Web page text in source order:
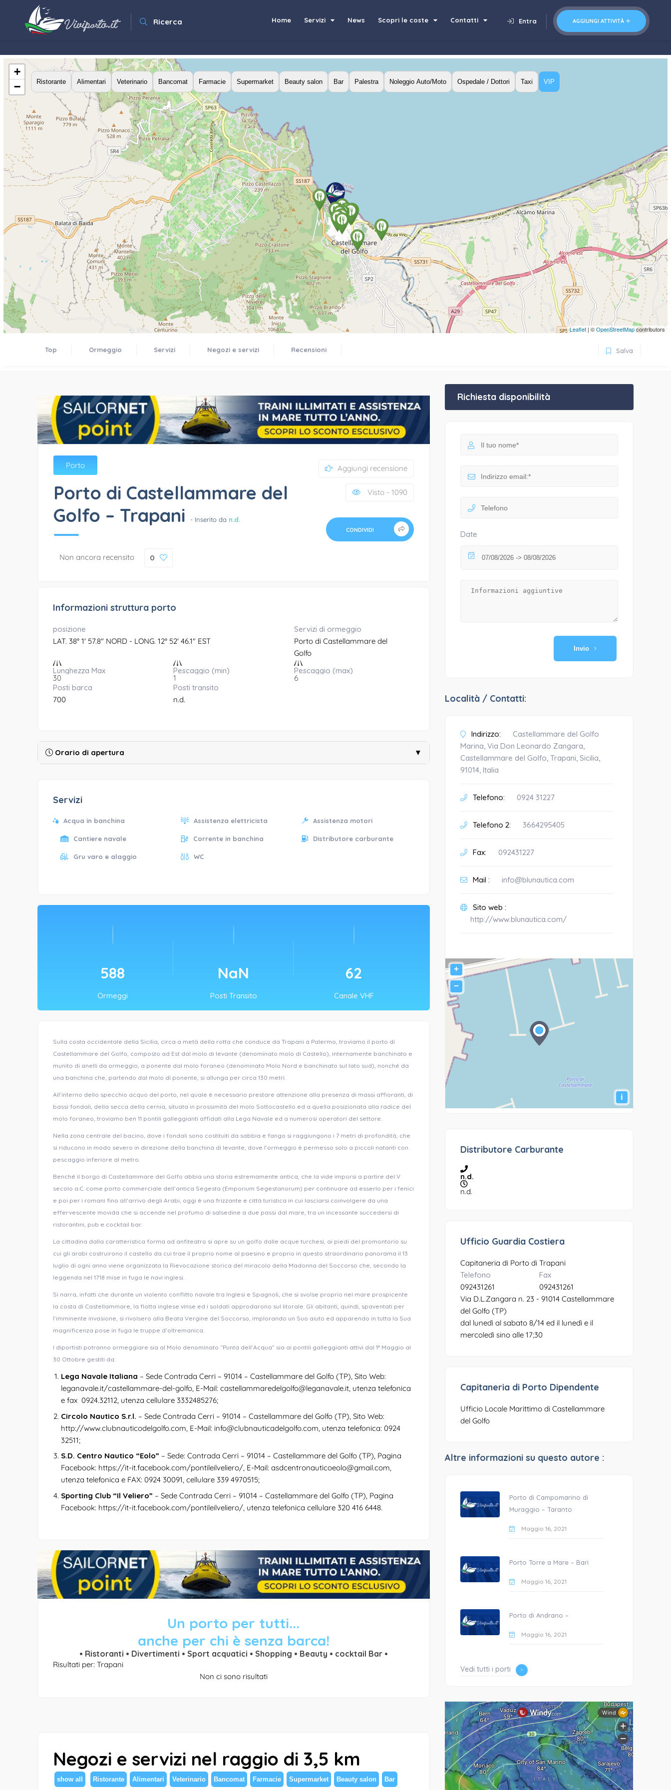
Ricerca AGGIUNGI ATTIVITÀ
Entra
Home Servizi News Scopri le coste Contatti
Ristorante Alimentari Veterinario Bancomat Farmacie Supermarket Beauty salon Bar Palestra Noleggio Auto/Moto Ospedale / Dottori Taxi VIP
+
−
Leaflet | ©OpenStreetMapcontributors
Top Ormeggio Servizi Negozi e servizi Recensioni Salva
Porto
Porto di Castellammare del
Golfo – Trapani
- Inserito da n.d.
Non ancora recensito 0
Aggiungi recensione
Visto - 1090
CONDIVIDI
Informazioni struttura porto
posizione
LAT. 38° 1' 57.8" NORD - LONG. 12° 52' 46.1" EST
Servizi di ormeggio
Porto di Castellammare del
Golfo
Lunghezza Max
30
Pescaggio (min)
1
Pescaggio (max)
6
Posti barca
700
Posti transito
n.d.
Orario di apertura ▼
Servizi
Acqua in banchina Assistenza elettricista Assistenza motori
Cantiere navale Corrente in banchina Distributore carburante
Gru varo e alaggio WC
700
Ormeggi
NaN
Posti Transito
74
Canale VHF
Sulla costa occidentale della Sicilia, circa a metà della rotta che conduce da Trapani a Palermo, troviamo il porto di
Castellammare del Golfo, composto ad Est dal molo di levante (denominato molo di Castello), internamente banchinato e
munito di anelli da ormeggio, a ponente dal molo foraneo (denominato Molo Nord e banchinato sul lato sud), nonché da
una banchina che, partendo dal molo di ponente, si allunga per circa 130 metri.
All’interno dello specchio acquo del porto, nel quale è necessario prestare attenzione alla presenza di massi affioranti, di
bassi fondali, della secca della cernia, situata in prossimità del molo Sottocastello ed a quella posizionata alla radice del
molo foraneo, troviamo ben 11 pontili galleggianti affidati alla Lega Navale ed a numerosi operatori del settore.
Nella zona centrale del bacino, dove i fondali sono costituiti da sabbia e fango si raggiungono i 7 metri di profondità, che
si riducono in modo severo in direzione della banchina di levante, dove l’ormeggio è permesso solo a piccoli natanti con
pescaggio inferiore al metro.
Benché il borgo di Castellammare del Golfo abbia una storia estremamente antica, che la vide imporsi a partire del V
secolo a.C. come porto commerciale dell’antica Segesta (Emporium Segestanorum) per continuare ad esserlo per i fenici
e poi per i romani fino all’arrivo degli Arabi, oggi è una frizzante e città turistica in cui lasciarsi coinvolgere da una
effervescente movida che si accende nel profumo di salsedine a due passi dal mare, tra un incessante succedersi di
ristorantini, pub e cocktail bar.
La cittadina dalla caratteristica forma ad anfiteatro si apre su un golfo dalle acque turchesi, ai piedi del promontorio su
cui gli arabi costruirono il castello da cui trae il proprio nome al paesino e proprio in questo straordinario panorama il 13
luglio di ogni anno viene organizzata la Rievocazione storica del miracolo della Madonna del Soccorso che, secondo la
leggenda nel 1718 mise in fuga le navi inglesi.
Si narra, infatti che durante un violento conflitto navale tra Inglesi e Spagnoli, che si svolse proprio nel mare prospicente
la costa di Castellammare, la flotta inglese vinse ed i soldati approdarono sul litorale. Gli abitanti, quindi, spaventati per
l’imminente invasione, si rivolsero alla Beata Vergine del Soccorso, implorando un Suo aiuto ed apparendo in tutta la Sua
magnificenza pose in fuga le truppe d’oltremanica.
I diportisti potranno ormeggiare sia al Molo denominato “Punta dell’Acqua” sia ai pontili galleggianti attivi dal 1° Maggio al
30 Ottobre gestiti da:
Lega Navale Italiana – Sede Contrada Cerri – 91014 – Castellammare del Golfo (TP), Sito Web:
leganavale.it/castellammare-del-golfo, E-Mail: castellammaredelgolfo@leganavale.it, utenza telefonica
e fax 0924.32112, utenza cellulare 3332485276;
Circolo Nautico S.r.l. – Sede Contrada Cerri – 91014 – Castellammare del Golfo (TP), Sito Web:
http://www.clubnauticodelgolfo.com , E-Mail: info@clubnauticadelgolfo.com , utenza telefonica: 0924
32511;
S.D. Centro Nautico “Eolo” – Sede: Contrada Cerri – 91014 – Castellammare del Golfo (TP), Pagina
Facebook: https://it-it.facebook.com/pontileilveliero/, E-Mail: asdcentronauticoeolo@gmail.com,
utenza telefonica e FAX: 0924 30091, cellulare 339 4970515;
Sporting Club “Il Veliero” – Sede Contrada Cerri – 91014 – Castellammare del Golfo (TP), Pagina
Facebook: https://it-it.facebook.com/pontileilveliero/ , utenza telefonica cellulare 320 416 6448.
Un porto per tutti...
anche per chi è senza barca!
• Ristoranti • Divertimenti • Sport acquatici • Shopping • Beauty • cocktail Bar •
Risultati per: Trapani
Non ci sono risultati
Negozi e servizi nel raggio di 3,5 km
show all Ristorante Alimentari Veterinario Bancomat Farmacie Supermarket Beauty salon Bar
Richiesta disponibilità
Date
Invio
Località / Contatti:
Indirizzo:
Castellammare del Golfo
Marina, Via Don Leonardo Zangara,
Castellammare del Golfo, Trapani, Sicilia,
91014, Italia
Telefono: 0924 31227
Telefono 2: 3664295405
Fax: 092431227
Mail : info@blunautica.com
Sito web :
http://www.blunautica.com/
+
−
i
Distributore Carburante
n.d.
n.d.
Ufficio Guardia Costiera
Capitaneria di Porto di Trapani
Telefono
092431261
Fax
092431261
Via D.L.Zangara n. 23 - 91014 Castellammare
del Golfo (TP)
dal lunedì al sabato 8/14 ed il lunedì e il
mercoledì sino alle 17;30
Capitaneria di Porto Dipendente
Ufficio Locale Marittimo di Castellammare
del Golfo
Altre informazioni su questo autore :
Porto di Campomarino di
Muraggio – Taranto
Maggio 16, 2021
Porto Torre a Mare – Bari
Maggio 16, 2021
Porto di Andrano –
Maggio 16, 2021
Vedi tutti i porti